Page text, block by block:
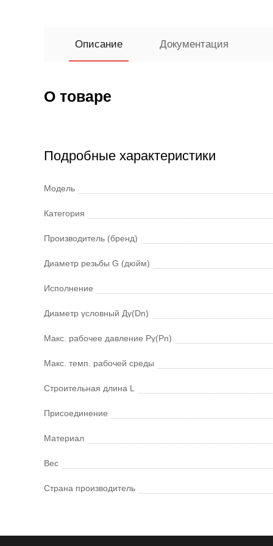
Описание Документация
О товаре
Подробные характеристики
Модель
Категория
Производитель (бренд)
Диаметр резьбы G (дюйм)
Исполнение
Диаметр условный Ду(Dn)
Макс. рабочее давление Ру(Pn)
Макс. темп. рабочей среды
Строительная длина L
Присоединение
Материал
Вес
Страна производитель